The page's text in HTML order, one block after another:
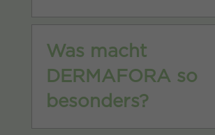
Was macht
DERMAFORA so
besonders?